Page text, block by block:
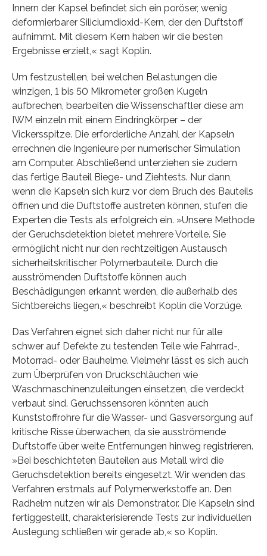
Innern der Kapsel befindet sich ein poröser, wenig
deformierbarer Siliciumdioxid-Kern, der den Duftstoff
aufnimmt. Mit diesem Kern haben wir die besten
Ergebnisse erzielt,« sagt Koplin.
Um festzustellen, bei welchen Belastungen die
winzigen, 1 bis 50 Mikrometer großen Kugeln
aufbrechen, bearbeiten die Wissenschaftler diese am
IWM einzeln mit einem Eindringkörper – der
Vickersspitze. Die erforderliche Anzahl der Kapseln
errechnen die Ingenieure per numerischer Simulation
am Computer. Abschließend unterziehen sie zudem
das fertige Bauteil Biege- und Ziehtests. Nur dann,
wenn die Kapseln sich kurz vor dem Bruch des Bauteils
öffnen und die Duftstoffe austreten können, stufen die
Experten die Tests als erfolgreich ein. »Unsere Methode
der Geruchsdetektion bietet mehrere Vorteile. Sie
ermöglicht nicht nur den rechtzeitigen Austausch
sicherheitskritischer Polymerbauteile. Durch die
ausströmenden Duftstoffe können auch
Beschädigungen erkannt werden, die außerhalb des
Sichtbereichs liegen,« beschreibt Koplin die Vorzüge.
Das Verfahren eignet sich daher nicht nur für alle
schwer auf Defekte zu testenden Teile wie Fahrrad-,
Motorrad- oder Bauhelme. Vielmehr lässt es sich auch
zum Überprüfen von Druckschläuchen wie
Waschmaschinenzuleitungen einsetzen, die verdeckt
verbaut sind. Geruchssensoren könnten auch
Kunststoffrohre für die Wasser- und Gasversorgung auf
kritische Risse überwachen, da sie ausströmende
Duftstoffe über weite Entfernungen hinweg registrieren.
»Bei beschichteten Bauteilen aus Metall wird die
Geruchsdetektion bereits eingesetzt. Wir wenden das
Verfahren erstmals auf Polymerwerkstoffe an. Den
Radhelm nutzen wir als Demonstrator. Die Kapseln sind
fertiggestellt, charakterisierende Tests zur individuellen
Auslegung schließen wir gerade ab,« so Koplin.